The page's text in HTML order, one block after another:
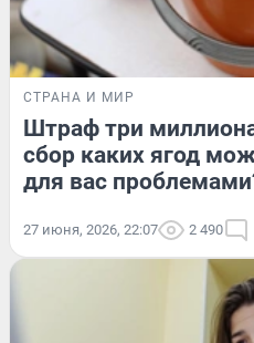
СТРАНА И МИР
Штраф три
сбор каких ягод
для вас
27 июня, 2026, 22:07 2 490